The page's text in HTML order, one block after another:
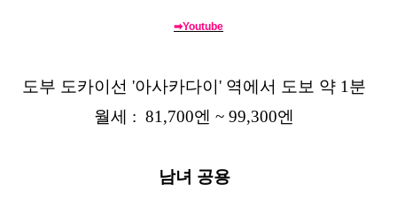
➡Youtube
도부 도카이선 '아사카다이' 역에서 도보 약 1분
월세 : 81,700엔 ~ 99,300엔
남녀 공용